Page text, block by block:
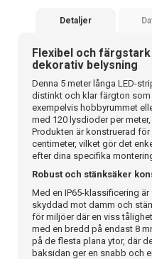
Detaljer
Flexibel och
dekorativ belysning
Denna 5 meter långa LED-
distinkt och klar färgton
exempelvis hobbyrummet
med 120 lysdioder per
Produkten är konstruerad
centimeter, vilket gör det
efter dina specifika
Robust och stänksäker
Med en IP65-klassificering
skyddad mot damm och
för miljöer där en viss
med en bredd på endast 8
på de flesta plana ytor, där
baksidan ger en snabb och